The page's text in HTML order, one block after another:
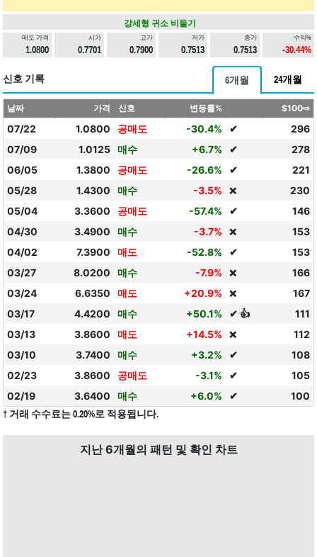
강세형 귀소 비둘기
매도 가격
1.0800
시가
0.7701
고가
0.7900
저가
0.7513
종가
0.7513
수익%
-30.44%
신호 기록 6개월 24개월
날짜 가격 신호 변동률% $100⇨
07/22 1.0800 공매도 -30.4% ✔
296
07/09
1.0125 매수 +6.7% ✔
278
06/05
1.3800 공매도 -26.6% ✔
221
05/28
1.4300 매수 -3.5% ❌
230
05/04
3.3600 공매도 -57.4% ✔
146
04/30
3.4900 매수 -3.7% ❌
153
04/02
7.3900 매도 -52.8% ✔
153
03/27
8.0200 매수 -7.9% ❌
166
03/24
6.6350 매도 +20.9% ❌
167
03/17
4.4200 매수 +50.1% ✔ 👍
111
03/13
3.8600 매도 +14.5% ❌
112
03/10
3.7400 매수 +3.2% ✔
108
02/23
3.8600 공매도 -3.1% ✔
105
02/19
3.6400 매수 +6.0% ✔ 100
† 거래 수수료는 0.20%로 적용됩니다.
지난 6개월의 패턴 및 확인 차트